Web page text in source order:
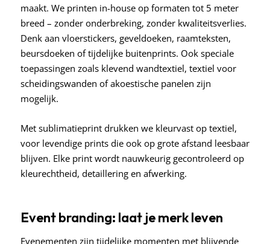
maakt. We printen in-house op formaten tot 5 meter
breed – zonder onderbreking, zonder kwaliteitsverlies.
Denk aan vloerstickers, geveldoeken, raamteksten,
beursdoeken of tijdelijke buitenprints. Ook speciale
toepassingen zoals klevend wandtextiel, textiel voor
scheidingswanden of akoestische panelen zijn
mogelijk.
Met sublimatieprint drukken we kleurvast op textiel,
voor levendige prints die ook op grote afstand leesbaar
blijven. Elke print wordt nauwkeurig gecontroleerd op
kleurechtheid, detaillering en afwerking.
Event branding: laat je merk leven
Evenementen zijn tijdelijke momenten met blijvende